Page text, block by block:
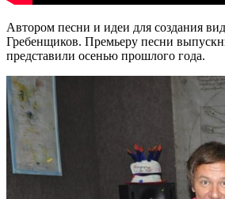
Автором песни и идеи для создания
Гребенщиков. Премьеру песни
представили осенью прошлого года.